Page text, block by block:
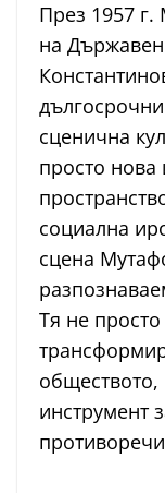
През 1957 г.
на Държавен
сценична
просто нова
социална
сцена
Тя не
обществото,
инструмент